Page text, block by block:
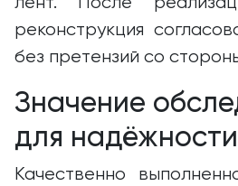
реконструкция
без претензий со
Значение
для
Качественно